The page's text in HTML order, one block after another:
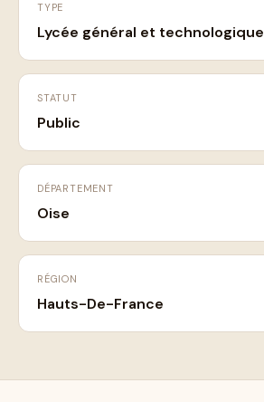
TYPE
Lycée général et technologique
STATUT
Public
DÉPARTEMENT
Oise
RÉGION
Hauts-De-France